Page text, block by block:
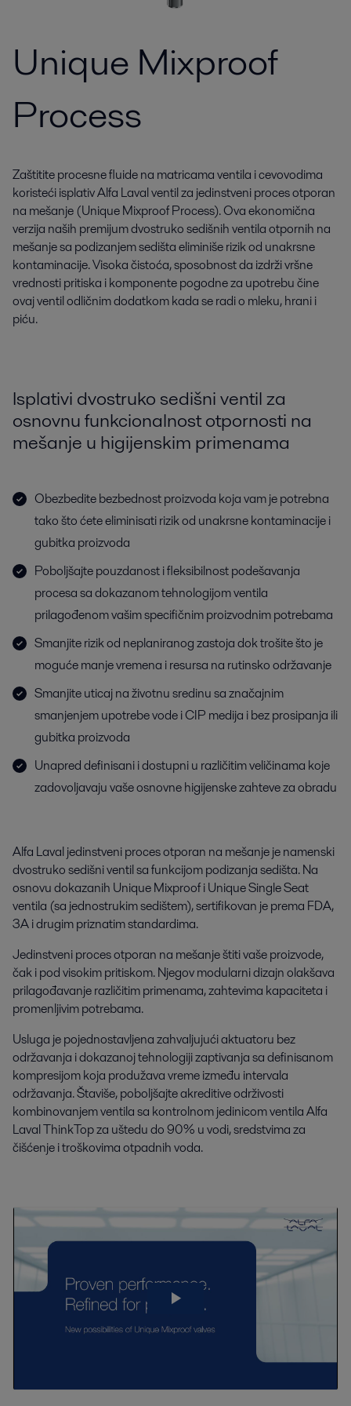
Unique Mixproof
Process
Zaštitite procesne fluide na matricama ventila i cevovodima
koristeći isplativ Alfa Laval ventil za jedinstveni proces otporan
na mešanje (Unique Mixproof Process). Ova ekonomična
verzija naših premijum dvostruko sedišnih ventila otpornih na
mešanje sa podizanjem sedišta eliminiše rizik od unakrsne
kontaminacije. Visoka čistoća, sposobnost da izdrži vršne
vrednosti pritiska i komponente pogodne za upotrebu čine
ovaj ventil odličnim dodatkom kada se radi o mleku, hrani i
piću.
Isplativi dvostruko sedišni ventil za
osnovnu funkcionalnost otpornosti na
mešanje u higijenskim primenama
Obezbedite bezbednost proizvoda koja vam je potrebna
tako što ćete eliminisati rizik od unakrsne kontaminacije i
gubitka proizvoda
Poboljšajte pouzdanost i fleksibilnost podešavanja
procesa sa dokazanom tehnologijom ventila
prilagođenom vašim specifičnim proizvodnim potrebama
Smanjite rizik od neplaniranog zastoja dok trošite što je
moguće manje vremena i resursa na rutinsko održavanje
Smanjite uticaj na životnu sredinu sa značajnim
smanjenjem upotrebe vode i CIP medija i bez prosipanja ili
gubitka proizvoda
Unapred definisani i dostupni u različitim veličinama koje
zadovoljavaju vaše osnovne higijenske zahteve za obradu
Alfa Laval jedinstveni proces otporan na mešanje je namenski
dvostruko sedišni ventil sa funkcijom podizanja sedišta. Na
osnovu dokazanih Unique Mixproof i Unique Single Seat
ventila (sa jednostrukim sedištem), sertifikovan je prema FDA,
3A i drugim priznatim standardima.
Jedinstveni proces otporan na mešanje štiti vaše proizvode,
čak i pod visokim pritiskom. Njegov modularni dizajn olakšava
prilagođavanje različitim primenama, zahtevima kapaciteta i
promenljivim potrebama.
Usluga je pojednostavljena zahvaljujući aktuatoru bez
održavanja i dokazanoj tehnologiji zaptivanja sa definisanom
kompresijom koja produžava vreme između intervala
održavanja. Štaviše, poboljšajte akreditive održivosti
kombinovanjem ventila sa kontrolnom jedinicom ventila Alfa
Laval ThinkTop za uštedu do 90% u vodi, sredstvima za
čišćenje i troškovima otpadnih voda.